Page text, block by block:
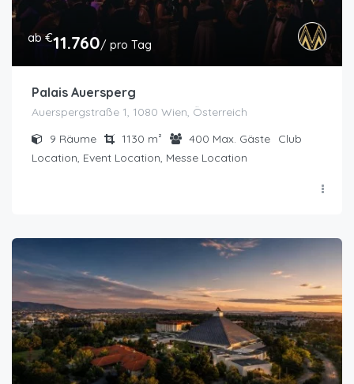
ab €11.760/ pro Tag
Palais Auersperg
Auerspergstraße 1, 1080 Wien, Österreich
9 Räume 1130 m² 400 Max. Gäste
Club
Location, Event Location, Messe Location